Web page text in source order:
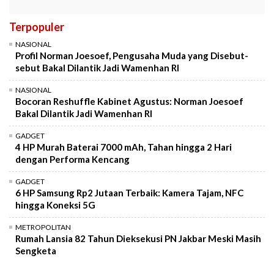
Terpopuler
NASIONAL
Profil Norman Joesoef, Pengusaha Muda yang Disebut-
sebut Bakal Dilantik Jadi Wamenhan RI
NASIONAL
Bocoran Reshuffle Kabinet Agustus: Norman Joesoef
Bakal Dilantik Jadi Wamenhan RI
GADGET
4 HP Murah Baterai 7000 mAh, Tahan hingga 2 Hari
dengan Performa Kencang
GADGET
6 HP Samsung Rp2 Jutaan Terbaik: Kamera Tajam, NFC
hingga Koneksi 5G
METROPOLITAN
Rumah Lansia 82 Tahun Dieksekusi PN Jakbar Meski Masih
Sengketa